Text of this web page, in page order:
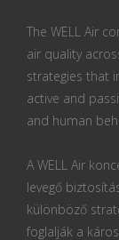
The WELL Air
air quality
strategies that
active and
and human
A WELL Air
levegő
különböző
foglalják a